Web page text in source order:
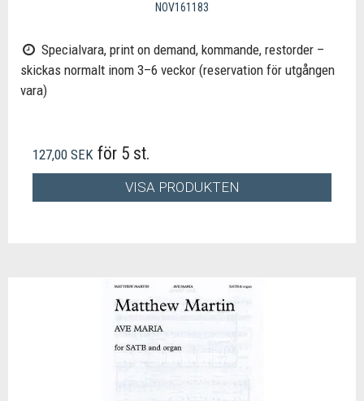
NOV161183
Specialvara, print on demand, kommande, restorder –
skickas normalt inom 3–6 veckor (reservation för utgången
vara)
127,00 SEK för 5 st.
VISA PRODUKTEN